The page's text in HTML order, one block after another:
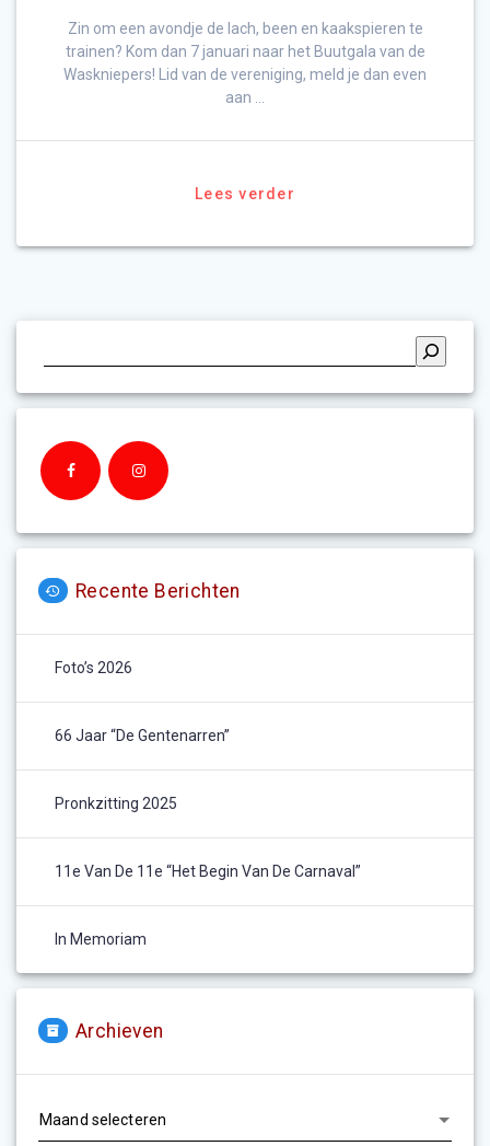
Zin om een avondje de lach, been en kaakspieren te
trainen? Kom dan 7 januari naar het Buutgala van de
Waskniepers! Lid van de vereniging, meld je dan even
aan …
Lees verder
Recente Berichten
Foto’s 2026
66 Jaar “De Gentenarren”
Pronkzitting 2025
11e Van De 11e “het Begin Van De Carnaval”
In Memoriam
Archieven